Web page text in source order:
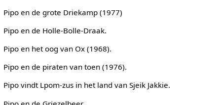
Pipo en de grote Driekamp (1977)
Pipo en de Holle-Bolle-Draak.
Pipo en het oog van Ox (1968).
Pipo en de piraten van toen (1976).
Pipo vindt Lpom-zus in het land van Sjeik Jakkie.